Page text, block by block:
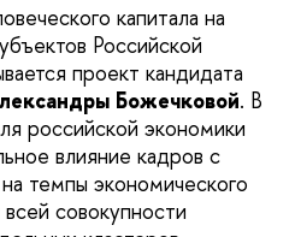
капитала на
Российской
проект кандидата
Божечковой. В
российской экономики
влияние кадров с
темпы экономического
совокупности